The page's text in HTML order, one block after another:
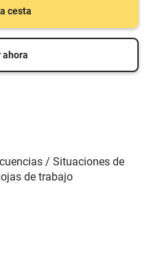
cesta
ahora
/ Situaciones de
de trabajo